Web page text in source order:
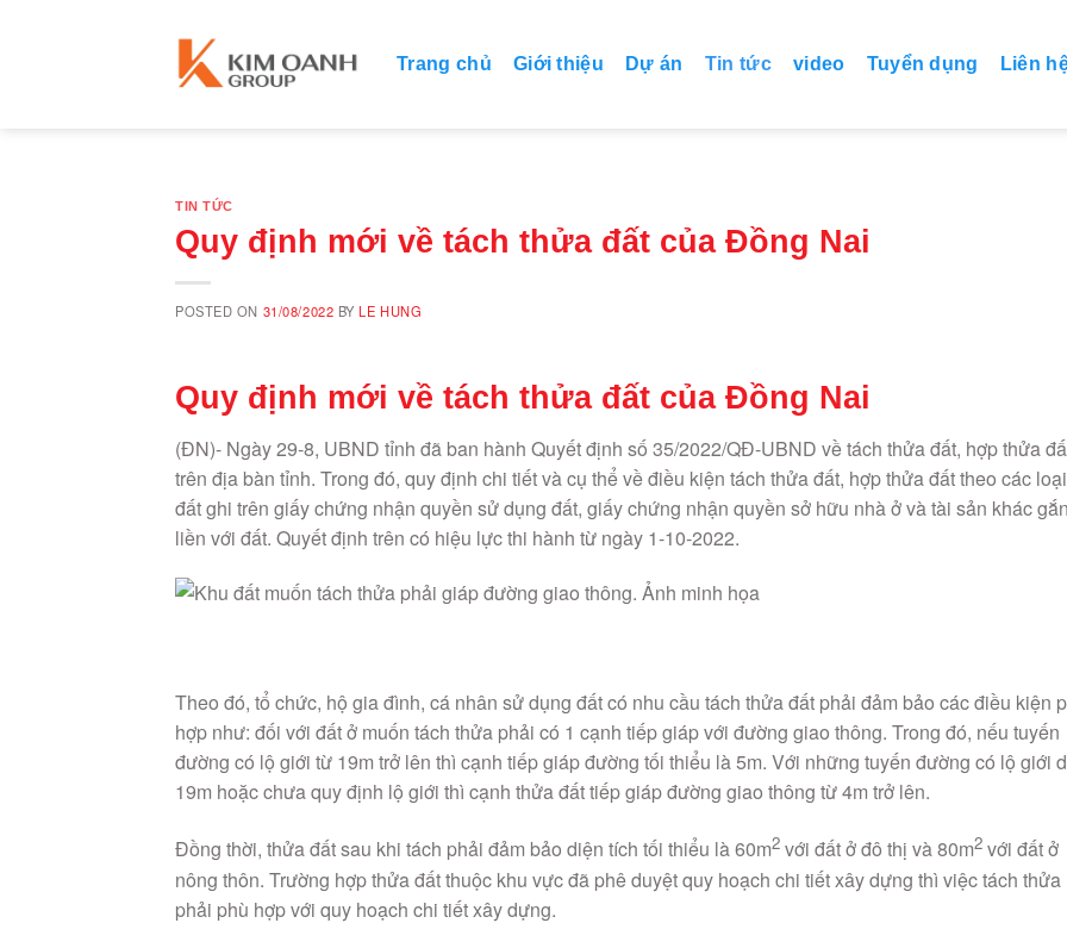
Trang chủ Giới thiệu Dự án Tin tức video Tuyển dụng Liên
TIN TỨC
Quy định mới về tách thửa đất của Đồng Nai
POSTED ON 31/08/2022 BYLE HUNG
Quy định mới về tách thửa đất của Đồng Nai
(ĐN)- Ngày 29-8, UBND tỉnh đã ban hành Quyết định số 35/2022/QĐ-UBND về tách thửa đất, hợp thửa
trên địa bàn tỉnh. Trong đó, quy định chi tiết và cụ thể về điều kiện tách thửa đất, hợp thửa đất theo các loại
đất ghi trên giấy chứng nhận quyền sử dụng đất, giấy chứng nhận quyền sở hữu nhà ở và tài sản khác
liền với đất. Quyết định trên có hiệu lực thi hành từ ngày 1-10-2022.
Theo đó, tổ chức, hộ gia đình, cá nhân sử dụng đất có nhu cầu tách thửa đất phải đảm bảo các điều kiện
hợp như: đối với đất ở muốn tách thửa phải có 1 cạnh tiếp giáp với đường giao thông. Trong đó, nếu tuyến
đường có lộ giới từ 19m trở lên thì cạnh tiếp giáp đường tối thiểu là 5m. Với những tuyến đường có lộ giới
19m hoặc chưa quy định lộ giới thì cạnh thửa đất tiếp giáp đường giao thông từ 4m trở lên.
Đồng thời, thửa đất sau khi tách phải đảm bảo diện tích tối thiểu là 60m2 với đất ở đô thị và 80m2 với đất ở
nông thôn. Trường hợp thửa đất thuộc khu vực đã phê duyệt quy hoạch chi tiết xây dựng thì việc tách thửa
phải phù hợp với quy hoạch chi tiết xây dựng.